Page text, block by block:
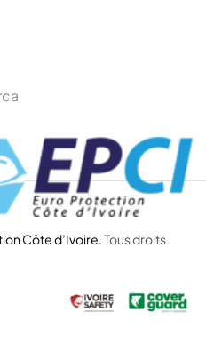
Côte d’Ivoire.Tous droits